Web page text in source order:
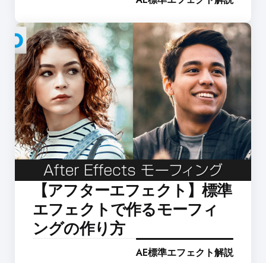
【アフターエフェクト】標準
エフェクトで作るモーフィ
ングの作り方
AE標準エフェクト解説